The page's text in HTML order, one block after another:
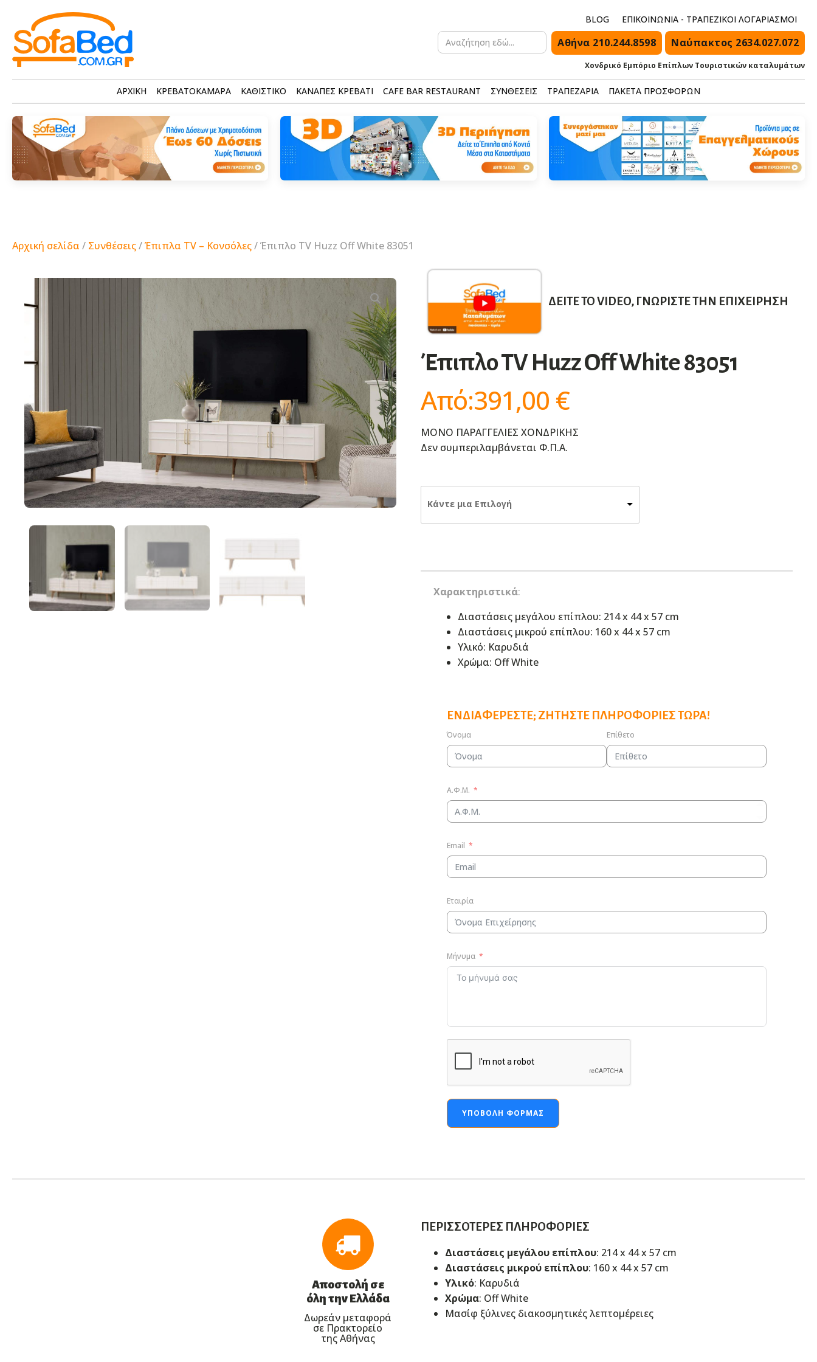
Search
for:
BLOG ΕΠΙΚΟΙΝΩΝΙΑ - ΤΡΑΠΕΖΙΚΟΙ ΛΟΓΑΡΙΑΣΜΟΙ
Αθήνα 210.244.8598 Ναύπακτος 2634.027.072
Χονδρικό Εμπόριο Επίπλων Τουριστικών καταλυμάτων
ΑΡΧΙΚΗ ΚΡΕΒΑΤΟΚΑΜΑΡΑ ΚΑΘΙΣΤΙΚΟ ΚΑΝΑΠΕΣ ΚΡΕΒΑΤΙ CAFE BAR RESTAURANT ΣΥΝΘΕΣΕΙΣ ΤΡΑΠΕΖΑΡΙΑ ΠΑΚΕΤΑ ΠΡΟΣΦΟΡΩΝ
Αρχική σελίδα / Συνθέσεις/Έπιπλα TV – Κονσόλες/ Έπιπλο TV Huzz Off White 83051
ΔΕΊΤΕ ΤΟ VIDEO, ΓΝΩΡΊΣΤΕ ΤΗΝ ΕΠΙΧΕΊΡΗΣΗ
Έπιπλο TV Huzz Off White 83051
Από:391,00 €
ΜΟΝΟ ΠΑΡΑΓΓΕΛΙΕΣ ΧΟΝΔΡΙΚΗΣ
Δεν συμπεριλαμβάνεται Φ.Π.Α.
Κάντε μια Επιλογή
Χαρακτηριστικά:
Διαστάσεις μεγάλου επίπλου: 214 x 44 x 57 cm
Διαστάσεις μικρού επίπλου: 160 x 44 x 57 cm
Υλικό: Καρυδιά
Χρώμα: Off White
ΕΝΔΙΑΦΈΡΕΣΤΕ; ΖΗΤΉΣΤΕ ΠΛΗΡΟΦΟΡΊΕΣ ΤΏΡΑ!
Όνομα Επίθετο
Α.Φ.Μ.
Email
Εταιρία
Μήνυμα
ΥΠΟΒΟΛΉ ΦΌΡΜΑΣ
Αποστολή σε
όλη την Ελλάδα
Δωρεάν μεταφορά
σε Πρακτορείο
της Αθήνας
ΠΕΡΙΣΣΌΤΕΡΕΣ ΠΛΗΡΟΦΟΡΊΕΣ
Διαστάσεις μεγάλου επίπλου: 214 x 44 x 57 cm
Διαστάσεις μικρού επίπλου: 160 x 44 x 57 cm
Υλικό: Καρυδιά
Χρώμα: Off White
Μασίφ ξύλινες διακοσμητικές λεπτομέρειες